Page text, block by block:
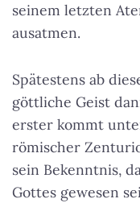
seinem letzten
ausatmen.
Spätestens ab
göttliche Geist
erster kommt
römischer
sein Bekenntnis,
Gottes gewesen